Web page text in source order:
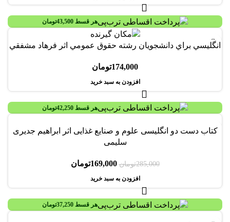
هر قسط 43,500تومان
انگليسي براي دانشجويان رشته حقوق عمومي اثر فرهاد مشفقي
174,000تومان
افزودن به سبد خرید
هر قسط 42,250تومان
کتاب دست دو انگليسی علوم و صنايع غذايی اثر ابراهیم جدیری
سليمی
285,000تومان 169,000تومان
افزودن به سبد خرید
هر قسط 37,250تومان